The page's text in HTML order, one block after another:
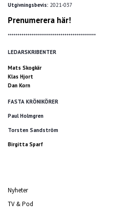
Utgivningsbevis: 2021-037
Prenumerera här!
*********************************************
LEDARSKRIBENTER
Mats Skogkär
Klas Hjort
Dan Korn
FASTA KRÖNIKÖRER
Paul Holmgren
Torsten Sandström
Birgitta Sparf
Nyheter
TV & Pod